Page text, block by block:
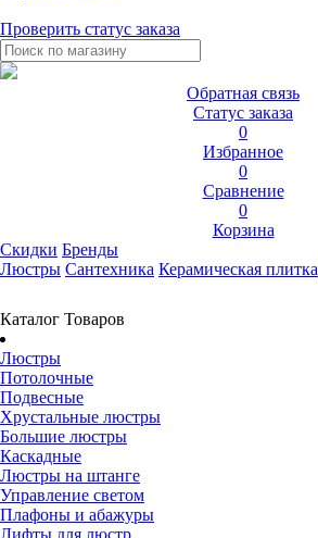
Проверить статус заказа
Обратная связь
Статус заказа
0
Избранное
0
Сравнение
0
Корзина
Скидки Бренды
Люстры Сантехника Керамическая плитка
Каталог Товаров
Люстры
Потолочные
Подвесные
Хрустальные люстры
Большие люстры
Каскадные
Люстры на штанге
Управление светом
Плафоны и абажуры
Лифты для люстр